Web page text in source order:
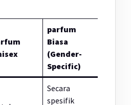
parfum
Biasa
(Gender-
Specific)
Secara
spesifik